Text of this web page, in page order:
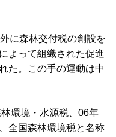
に森林交付税の創設を
よって組織された促進
た。この手の運動は中
環境・水源税、06年
全国森林環境税と名称